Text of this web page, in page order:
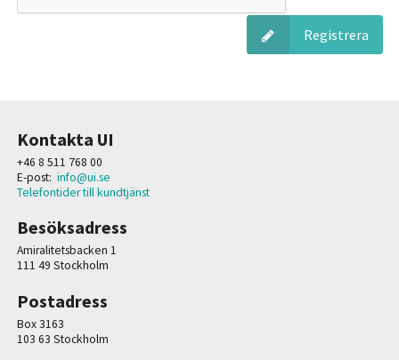
Registrera
Kontakta UI
+46 8 511 768 00
E-post: info@ui.se
Telefontider till kundtjänst
Besöksadress
Amiralitetsbacken 1
111 49 Stockholm
Postadress
Box 3163
103 63 Stockholm